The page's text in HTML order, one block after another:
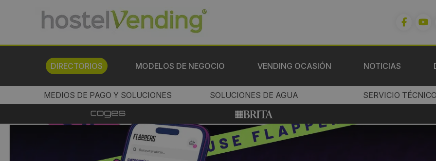
DIRECTORIOS MODELOS DE NEGOCIO VENDING OCASIÓN NOTICIAS
MEDIOS DE PAGO Y SOLUCIONES SOLUCIONES DE AGUA SERVICIO